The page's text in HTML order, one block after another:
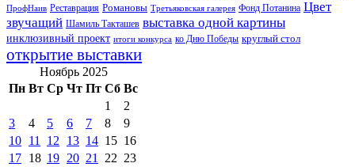
ПрофНаив Реставрация Романовы Третьяковская галерея Фонд Потанина Цвет
звучащий Шамиль Такташев выставка одной картины
инклюзивный проект итоги конкурса ко Дню Победы круглый стол
открытие выставки
Ноябрь 2025
Пн Вт Ср Чт Пт Сб Вс
1
2
3
4 5 6 7 8
9
10 11 12 13 14 15 16
17 18 19 20 21 22 23